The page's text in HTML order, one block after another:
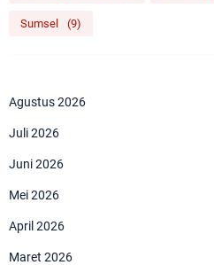
Sumsel (9)
Agustus 2026
Juli 2026
Juni 2026
Mei 2026
April 2026
Maret 2026